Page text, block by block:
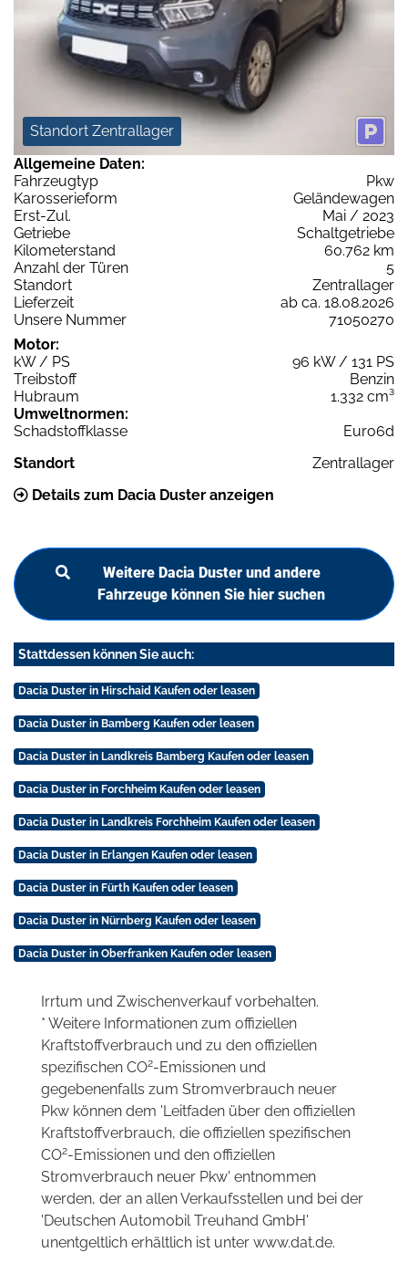
Standort Zentrallager
Allgemeine Daten:
Fahrzeugtyp
Pkw
Karosserieform
Geländewagen
Erst-Zul.
Mai / 2023
Getriebe
Schaltgetriebe
Kilometerstand
60.762 km
Anzahl der Türen
5
Standort
Zentrallager
Lieferzeit
ab ca. 18.08.2026
Unsere Nummer
71050270
Motor:
kW / PS
96 kW / 131 PS
Treibstoff
Benzin
Hubraum
1.332 cm³
Umweltnormen:
Schadstoffklasse
Euro6d
Standort
Zentrallager
Details zum Dacia Duster anzeigen
Weitere Dacia Duster und andere
Fahrzeuge können Sie hier suchen
Stattdessen können Sie auch:
Dacia Duster in Hirschaid Kaufen oder leasen
Dacia Duster in Bamberg Kaufen oder leasen
Dacia Duster in Landkreis Bamberg Kaufen oder leasen
Dacia Duster in Forchheim Kaufen oder leasen
Dacia Duster in Landkreis Forchheim Kaufen oder leasen
Dacia Duster in Erlangen Kaufen oder leasen
Dacia Duster in Fürth Kaufen oder leasen
Dacia Duster in Nürnberg Kaufen oder leasen
Dacia Duster in Oberfranken Kaufen oder leasen
Irrtum und Zwischenverkauf vorbehalten.
* Weitere Informationen zum offiziellen
Kraftstoffverbrauch und zu den offiziellen
spezifischen CO2-Emissionen und
gegebenenfalls zum Stromverbrauch neuer
Pkw können dem 'Leitfaden über den offiziellen
Kraftstoffverbrauch, die offiziellen spezifischen
CO2-Emissionen und den offiziellen
Stromverbrauch neuer Pkw' entnommen
werden, der an allen Verkaufsstellen und bei der
'Deutschen Automobil Treuhand GmbH'
unentgeltlich erhältlich ist unter www.dat.de.